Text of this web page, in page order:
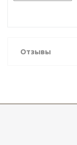
Отзывы